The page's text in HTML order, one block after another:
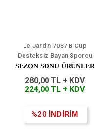
Le Jardin 7037 B Cup
Desteksiz Bayan Sporcu
Sütyen
SEZON SONU ÜRÜNLER
280,00 TL + KDV
224,00 TL + KDV
%20 İNDİRİM